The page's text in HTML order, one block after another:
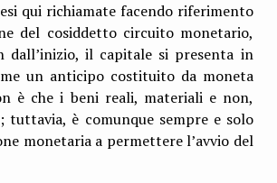
qui richiamate facendo riferimento
del cosiddetto circuito monetario,
dall’inizio, il capitale si presenta in
un anticipo costituito da moneta
è che i beni reali, materiali e non,
tuttavia, è comunque sempre e solo
monetaria a permettere l’avvio del